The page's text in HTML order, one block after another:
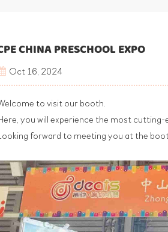
CHINA PRESCHOOL EXPO
Oct 16, 2024
to visit our booth.
you will experience the most
forward to meeting you at the